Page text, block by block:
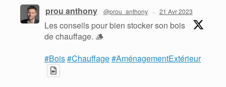
prou anthony @prou_anthony · 21 Avr 2023
Les conseils pour bien stocker son bois
de chauffage. 🪵
#Bois#Chauffage#AménagementExtérieur